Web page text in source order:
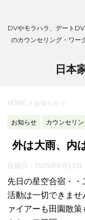
DVやモラハラ、デート
のカウンセリング・ワー
日本
HOME > お知らせ >
お知らせ カウンセリ
外は大雨、
投稿日： 2025年8月13日
先日の星空合宿・
活動は一切できませ
ァイアーも田園散